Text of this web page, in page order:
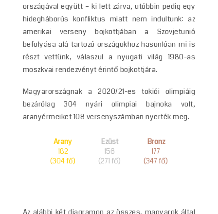
országával együtt – ki lett zárva, utóbbin pedig egy
hidegháborús konfliktus miatt nem indultunk: az
amerikai verseny bojkottjában a Szovjetunió
befolyása alá tartozó országokhoz hasonlóan mi is
részt vettünk, válaszul a nyugati világ 1980-as
moszkvai rendezvényt érintő bojkottjára.
Magyarországnak a 2020/21-es tokiói olimpiáig
bezárólag 304 nyári olimpiai bajnoka volt,
aranyérmeiket 108 versenyszámban nyerték meg.